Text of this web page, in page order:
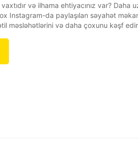
və ilhama ehtiyacınız var? Daha
Instagram-da paylaşılan səyahət
məsləhətlərini və daha çoxunu kəşf